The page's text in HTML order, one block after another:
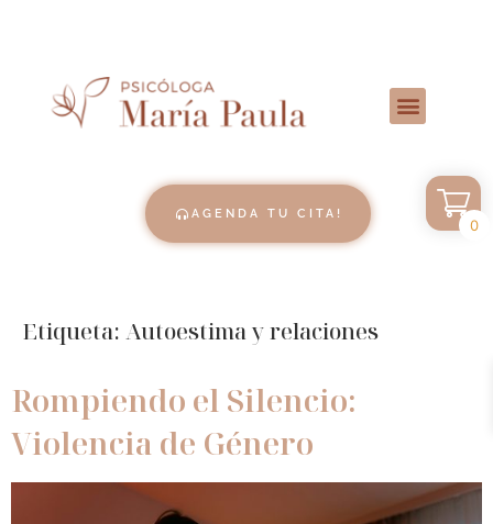
AGENDA TU CITA!
Etiqueta: Autoestima y relaciones
Rompiendo el Silencio:
Violencia de Género
0